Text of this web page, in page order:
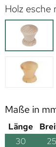
Holz esche
Maße in
Länge
30
25